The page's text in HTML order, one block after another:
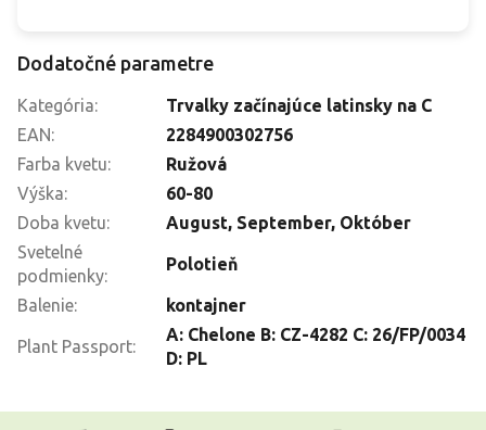
Dodatočné parametre
Kategória:
Trvalky začínajúce latinsky na C
EAN:
2284900302756
Farba kvetu:
Ružová
Výška:
60-80
Doba kvetu: August, September, Október
Svetelné
podmienky:
Polotieň
Balenie: kontajner
Plant Passport:
A: Chelone B: CZ-4282 C: 26/FP/0034
D: PL